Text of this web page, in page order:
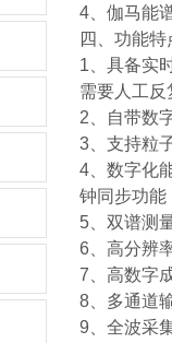
4、伽马能
四、功能特
1、具备实
需要人工反
2、自带数
3、支持粒
4、数字化
钟同步功能
5、双谱测
6、高分辨
7、高数字
8、多通道
9、全波采